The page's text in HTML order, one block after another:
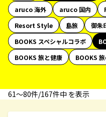
aruco 海外
aruco 国内
Resort Style
島旅 御朱
BOOKS スペシャルコラボ
BOOKS 旅と健康
BOOKS
61〜80件/167件中 を表示